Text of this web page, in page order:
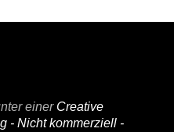
einer Creative
- Nicht kommerziell -